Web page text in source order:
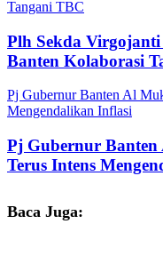
Tangani TBC
Plh Sekda
Banten Kolaborasi
Pj Gubernur Banten Al
Mengendalikan Inflasi
Pj Gubernur
Terus Intens
Baca Juga: